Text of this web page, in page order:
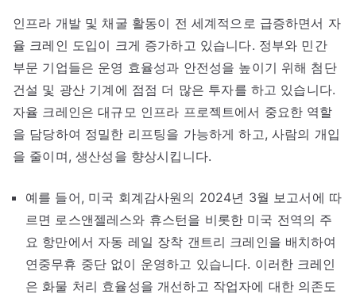
인프라 개발 및 채굴 활동이 전 세계적으로 급증하면서 자
율 크레인 도입이 크게 증가하고 있습니다. 정부와 민간
부문 기업들은 운영 효율성과 안전성을 높이기 위해 첨단
건설 및 광산 기계에 점점 더 많은 투자를 하고 있습니다.
자율 크레인은 대규모 인프라 프로젝트에서 중요한 역할
을 담당하여 정밀한 리프팅을 가능하게 하고, 사람의 개입
을 줄이며, 생산성을 향상시킵니다.
예를 들어, 미국 회계감사원의 2024년 3월 보고서에 따
르면 로스앤젤레스와 휴스턴을 비롯한 미국 전역의 주
요 항만에서 자동 레일 장착 갠트리 크레인을 배치하여
연중무휴 중단 없이 운영하고 있습니다. 이러한 크레인
은 화물 처리 효율성을 개선하고 작업자에 대한 의존도